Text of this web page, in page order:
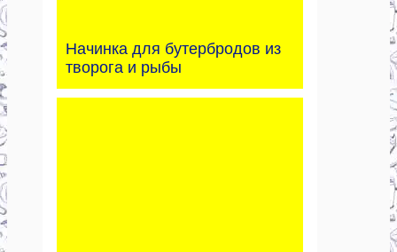
Начинка для бутербродов из
творога и рыбы